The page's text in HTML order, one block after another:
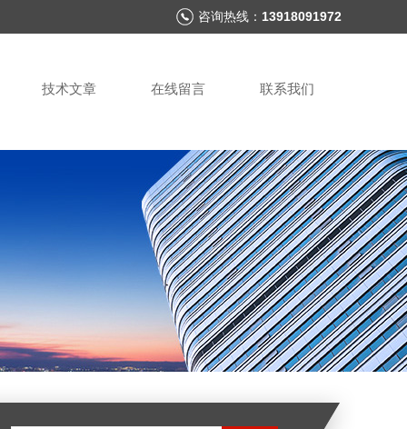
咨询热线： 13918091972
技术文章 在线留言 联系我们